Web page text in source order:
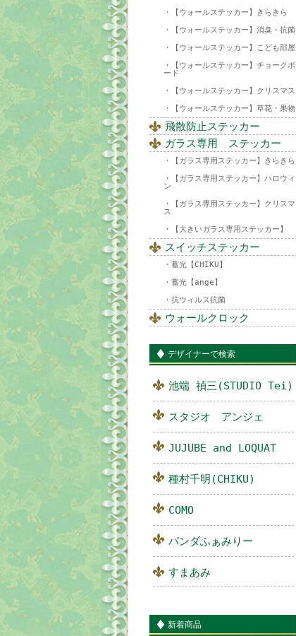
【ウォールステッカー】きらきら
【ウォールステッカー】消臭・抗菌
【ウォールステッカー】こども部屋
【ウォールステッカー】チョークボ
ード
【ウォールステッカー】クリスマス
【ウォールステッカー】草花・果物
飛散防止ステッカー
ガラス専用 ステッカー
【ガラス専用ステッカー】きらきら
【ガラス専用ステッカー】ハロウィ
ン
【ガラス専用ステッカー】クリスマ
ス
【大きいガラス専用ステッカー】
スイッチステッカー
蓄光【CHIKU】
蓄光【ange】
抗ウィルス抗菌
ウォールクロック
デザイナーで検索
池端 禎三(STUDIO Tei)
スタジオ アンジェ
JUJUBE and LOQUAT
種村千明(CHIKU)
COMO
パンダふぁみりー
すまあみ
新着商品